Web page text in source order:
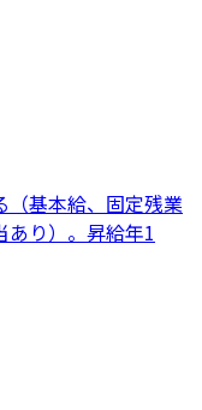
（基本給、固定残業
り）。昇給年1